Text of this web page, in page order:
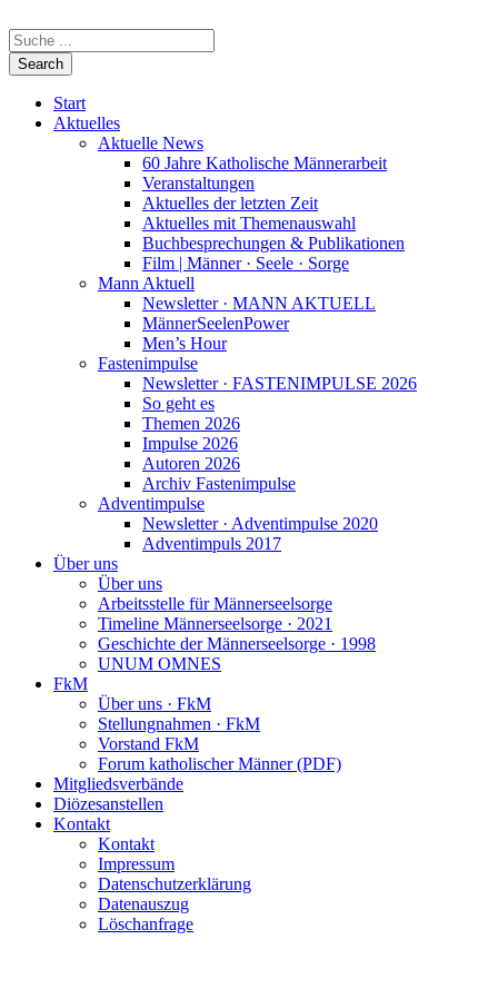
Start
Aktuelles
Aktuelle News
60 Jahre Katholische Männerarbeit
Veranstaltungen
Aktuelles der letzten Zeit
Aktuelles mit Themenauswahl
Buchbesprechungen & Publikationen
Film | Männer · Seele · Sorge
Mann Aktuell
Newsletter · MANN AKTUELL
MännerSeelenPower
Men’s Hour
Fastenimpulse
Newsletter · FASTENIMPULSE 2026
So geht es
Themen 2026
Impulse 2026
Autoren 2026
Archiv Fastenimpulse
Adventimpulse
Newsletter · Adventimpulse 2020
Adventimpuls 2017
Über uns
Über uns
Arbeitsstelle für Männerseelsorge
Timeline Männerseelsorge · 2021
Geschichte der Männerseelsorge · 1998
UNUM OMNES
FkM
Über uns · FkM
Stellungnahmen · FkM
Vorstand FkM
Forum katholischer Männer (PDF)
Mitgliedsverbände
Diözesanstellen
Kontakt
Kontakt
Impressum
Datenschutzerklärung
Datenauszug
Löschanfrage